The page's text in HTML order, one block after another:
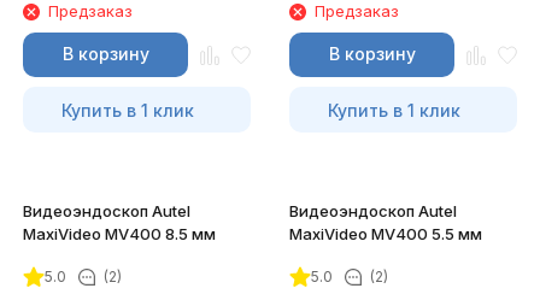
Предзаказ
В корзину
Купить в 1 клик
Предзаказ
В корзину
Купить в 1 клик
Видеоэндоскоп Autel
MaxiVideo MV400 8.5 мм
5.0 (2)
Видеоэндоскоп Autel
MaxiVideo MV400 5.5 мм
5.0 (2)